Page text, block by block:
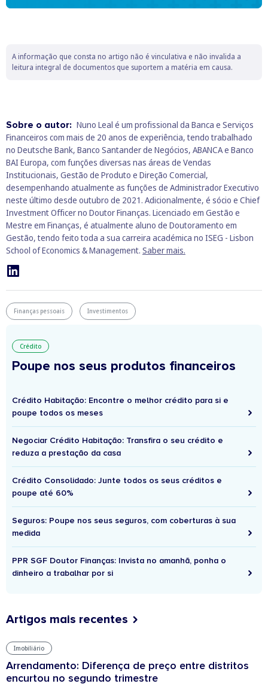
A informação que consta no artigo não é vinculativa e não invalida a
leitura integral de documentos que suportem a matéria em causa.
Sobre o autor: Nuno Leal é um profissional da Banca e Serviços
Financeiros com mais de 20 anos de experiência, tendo trabalhado
no Deutsche Bank, Banco Santander de Negócios, ABANCA e Banco
BAI Europa, com funções diversas nas áreas de Vendas
Institucionais, Gestão de Produto e Direção Comercial,
desempenhando atualmente as funções de Administrador Executivo
neste último desde outubro de 2021. Adicionalmente, é sócio e Chief
Investment Officer no Doutor Finanças. Licenciado em Gestão e
Mestre em Finanças, é atualmente aluno de Doutoramento em
Gestão, tendo feito toda a sua carreira académica no ISEG - Lisbon
School of Economics & Management. Saber mais.
Finanças pessoais Investimentos
Crédito
Poupe nos seus produtos financeiros
Crédito Habitação: Encontre o melhor crédito para si e
poupe todos os meses
Negociar Crédito Habitação: Transfira o seu crédito e
reduza a prestação da casa
Crédito Consolidado: Junte todos os seus créditos e
poupe até 60%
Seguros: Poupe nos seus seguros, com coberturas à sua
medida
PPR SGF Doutor Finanças: Invista no amanhã, ponha o
dinheiro a trabalhar por si
Artigos mais recentes
Imobiliário
Arrendamento: Diferença de preço entre distritos
encurtou no segundo trimestre